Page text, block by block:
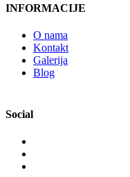
INFORMACIJE
O nama
Kontakt
Galerija
Blog
Social